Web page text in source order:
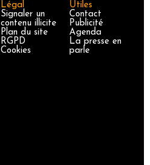
Légal
Signaler un
contenu illicite
Plan du site
RGPD
Cookies
Utiles
Contact
Publicité
Agenda
La presse en
parle